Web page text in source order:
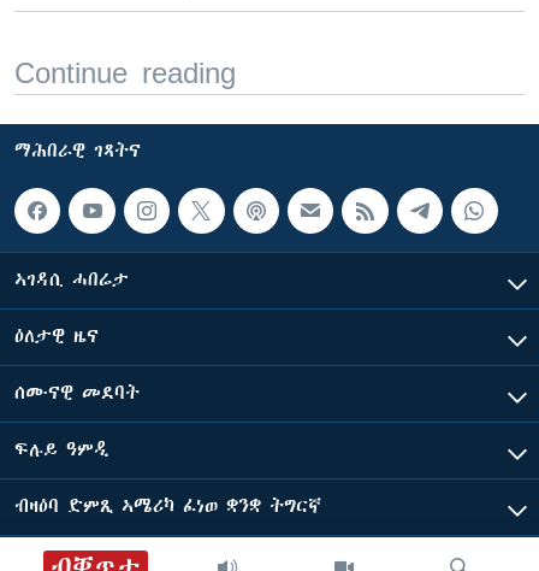
Continue reading
ማሕበራዊ ገጻትና
ኣገዳሲ ሓበሬታ
ዕለታዊ ዜና
ሰሙናዊ መደባት
ፍሉይ ዓምዲ
ብዛዕባ ድምጺ ኣሜሪካ ፈነወ ቋንቋ ትግርኛ
ድምጺ ኣመሪካ ብመሰል ጸሓፊ ዝተሓለወዩ።